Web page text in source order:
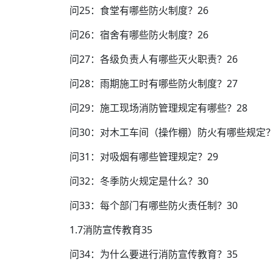
问25：食堂有哪些防火制度？26
问26：宿舍有哪些防火制度？26
问27：各级负责人有哪些灭火职责？26
问28：雨期施工时有哪些防火制度？27
问29：施工现场消防管理规定有哪些？28
问30：对木工车间（操作棚）防火有哪些规定
问31：对吸烟有哪些管理规定？29
问32：冬季防火规定是什么？30
问33：每个部门有哪些防火责任制？30
1.7消防宣传教育35
问34：为什么要进行消防宣传教育？35